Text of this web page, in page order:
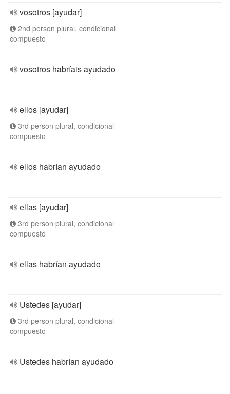
vosotros [ayudar]
2nd person plural, condicional
compuesto
vosotros habríais ayudado
ellos [ayudar]
3rd person plural, condicional
compuesto
ellos habrían ayudado
ellas [ayudar]
3rd person plural, condicional
compuesto
ellas habrían ayudado
Ustedes [ayudar]
3rd person plural, condicional
compuesto
Ustedes habrían ayudado